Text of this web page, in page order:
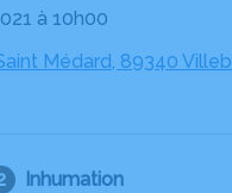
à 10h00
Médard, 89340
Inhumation